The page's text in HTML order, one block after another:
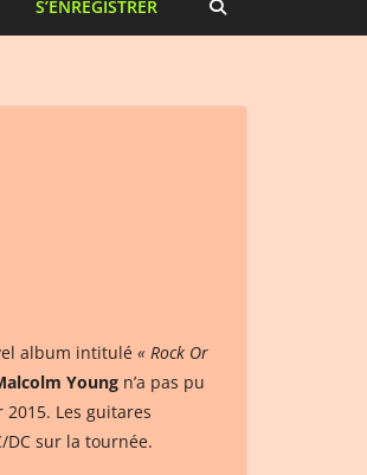
S’ENREGISTRER
album intitulé « Rock Or
Young n’a pas pu
Les guitares
DC sur la tournée.